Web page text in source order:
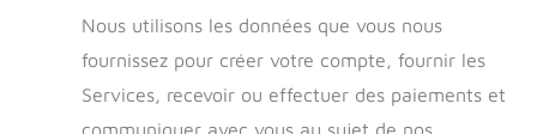
Nous utilisons les données que vous nous
fournissez pour créer votre compte, fournir les
Services, recevoir ou effectuer des paiements et
communiquer avec vous au sujet de nos